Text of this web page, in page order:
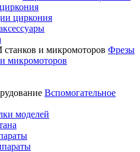
циркония
Фрезы
микромоторов
Вспомогательное
моделей